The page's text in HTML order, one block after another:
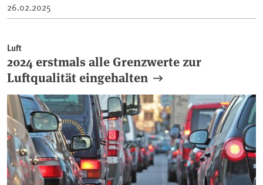
26.02.2025
Luft
2024 erstmals alle Grenzwerte zur
Luftqualität eingehalten